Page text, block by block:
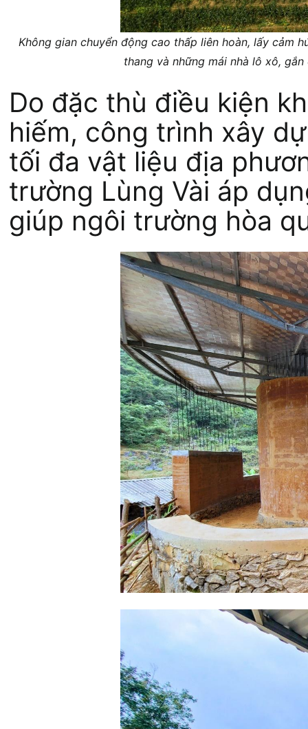
Không gian chuyển động cao thấp liên hoàn, lấy cảm
thang và những mái nhà lô xô,
Do đặc thù điều kiện
hiếm, công trình xây
tối đa vật liệu địa
trường Lùng Vài áp
giúp ngôi trường hòa